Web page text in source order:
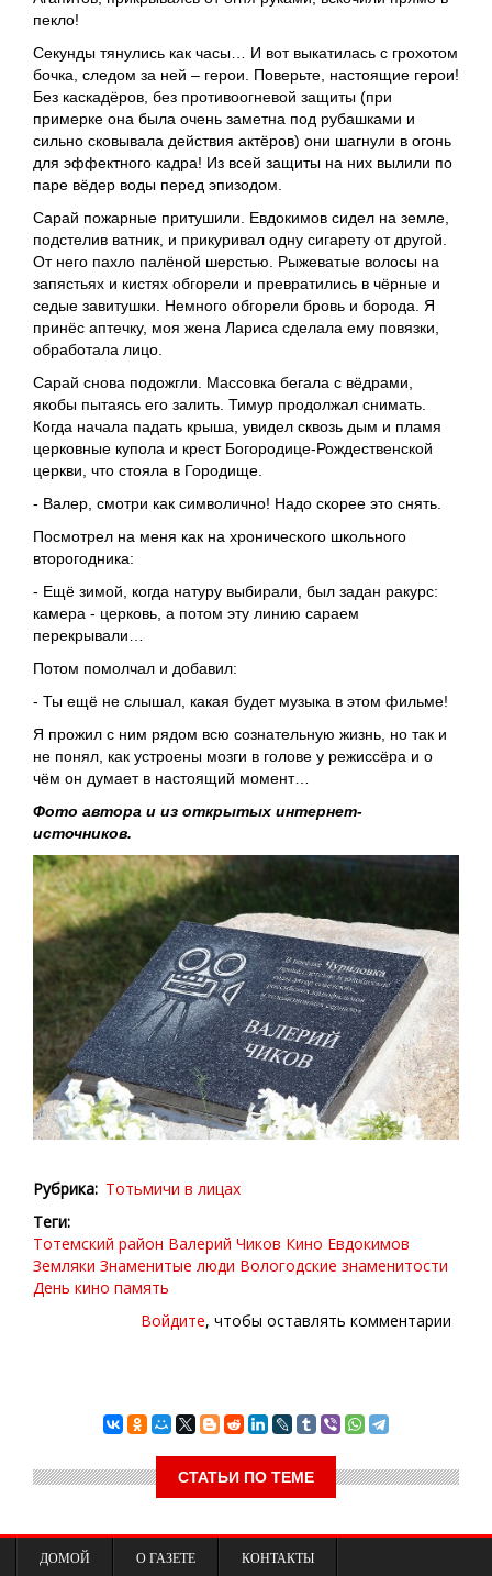
пекло!
Секунды тянулись как часы… И вот выкатилась с грохотом
бочка, следом за ней – герои. Поверьте, настоящие герои!
Без каскадёров, без противоогневой защиты (при
примерке она была очень заметна под рубашками и
сильно сковывала действия актёров) они шагнули в огонь
для эффектного кадра! Из всей защиты на них вылили по
паре вёдер воды перед эпизодом.
Сарай пожарные притушили. Евдокимов сидел на земле,
подстелив ватник, и прикуривал одну сигарету от другой.
От него пахло палёной шерстью. Рыжеватые волосы на
запястьях и кистях обгорели и превратились в чёрные и
седые завитушки. Немного обгорели бровь и борода. Я
принёс аптечку, моя жена Лариса сделала ему повязки,
обработала лицо.
Сарай снова подожгли. Массовка бегала с вёдрами,
якобы пытаясь его залить. Тимур продолжал снимать.
Когда начала падать крыша, увидел сквозь дым и пламя
церковные купола и крест Богородице-Рождественской
церкви, что стояла в Городище.
- Валер, смотри как символично! Надо скорее это снять.
Посмотрел на меня как на хронического школьного
второгодника:
- Ещё зимой, когда натуру выбирали, был задан ракурс:
камера - церковь, а потом эту линию сараем
перекрывали…
Потом помолчал и добавил:
- Ты ещё не слышал, какая будет музыка в этом фильме!
Я прожил с ним рядом всю сознательную жизнь, но так и
не понял, как устроены мозги в голове у режиссёра и о
чём он думает в настоящий момент…
Фото автора и из открытых интернет-
источников.
Рубрика Тотьмичи в лицах
Теги
Тотемский район Валерий Чиков Кино Евдокимов
Земляки Знаменитые люди Вологодские знаменитости
День кино память
Войдите, чтобы оставлять комментарии
СТАТЬИ ПО ТЕМЕ
апреля
ДОМОЙ О ГАЗЕТЕ КОНТАКТЫ